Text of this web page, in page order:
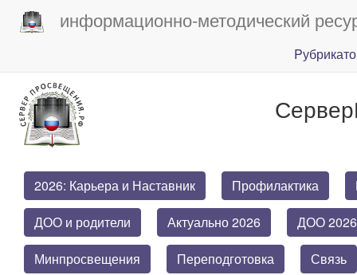
информационно-методический
2026: Карьера и Наставник Профилактика
ДОО и родители
Актуально 2026
ДОО 2026
Минпросвещения
Переподготовка Связь